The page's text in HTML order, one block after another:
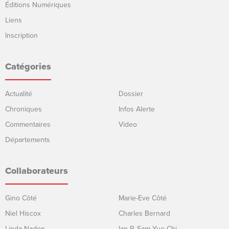
Éditions Numériques
Liens
Inscription
Catégories
Actualité
Chroniques
Commentaires
Départements
Dossier
Infos Alerte
Video
Collaborateurs
Gino Côté
Niel Hiscox
Marie-Eve Côté
Charles Bernard